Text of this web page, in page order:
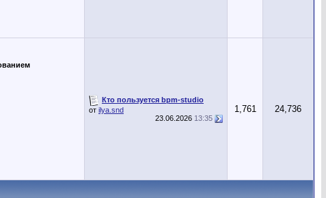
Кто пользуется bpm-studio
от ilya.snd
23.06.2026 13:35
1,761 24,736